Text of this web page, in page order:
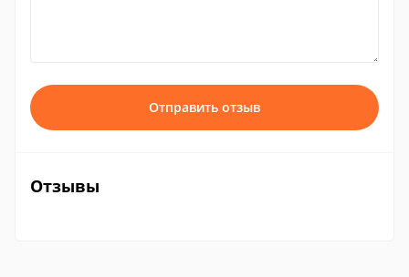
Отправить отзыв
Отзывы